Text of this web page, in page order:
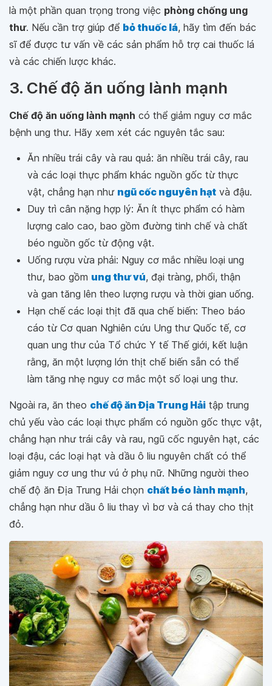
là một phần quan trọng trong việc phòng chống ung
thư. Nếu cần trợ giúp để bỏ thuốc lá, hãy tìm đến bác
sĩ để được tư vấn về các sản phẩm hỗ trợ cai thuốc lá
và các chiến lược khác.
3. Chế độ ăn uống lành mạnh
Chế độ ăn uống lành mạnh có thể giảm nguy cơ mắc
bệnh ung thư. Hãy xem xét các nguyên tắc sau:
Ăn nhiều trái cây và rau quả: ăn nhiều trái cây, rau
và các loại thực phẩm khác nguồn gốc từ thực
vật, chẳng hạn như ngũ cốc nguyên hạt và đậu.
Duy trì cân nặng hợp lý: Ăn ít thực phẩm có hàm
lượng calo cao, bao gồm đường tinh chế và chất
béo nguồn gốc từ động vật.
Uống rượu vừa phải: Nguy cơ mắc nhiều loại ung
thư, bao gồm ung thư vú, đại tràng, phổi, thận
và gan tăng lên theo lượng rượu và thời gian uống.
Hạn chế các loại thịt đã qua chế biến: Theo báo
cáo từ Cơ quan Nghiên cứu Ung thư Quốc tế, cơ
quan ung thư của Tổ chức Y tế Thế giới, kết luận
rằng, ăn một lượng lớn thịt chế biến sẵn có thể
làm tăng nhẹ nguy cơ mắc một số loại ung thư.
Ngoài ra, ăn theo chế độ ăn Địa Trung Hải tập trung
chủ yếu vào các loại thực phẩm có nguồn gốc thực vật,
chẳng hạn như trái cây và rau, ngũ cốc nguyên hạt, các
loại đậu, các loại hạt và dầu ô liu nguyên chất có thể
giảm nguy cơ ung thư vú ở phụ nữ. Những người theo
chế độ ăn Địa Trung Hải chọn chất béo lành mạnh,
chẳng hạn như dầu ô liu thay vì bơ và cá thay cho thịt
đỏ.